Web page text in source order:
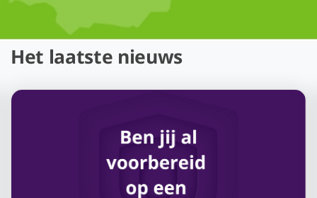
Het laatste nieuws